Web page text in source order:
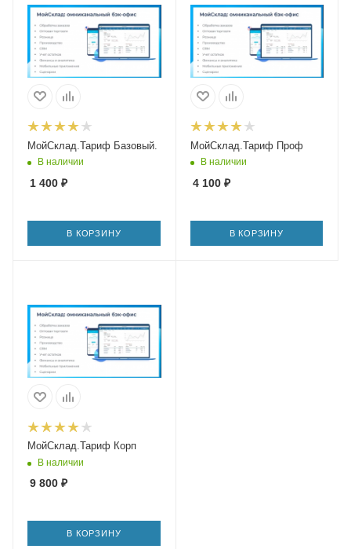
МойСклад.Тариф Базовый.
В наличии
1 400 ₽
В КОРЗИНУ
МойСклад.Тариф Проф
В наличии
4 100₽
В КОРЗИНУ
МойСклад.Тариф Корп
В наличии
9 800 ₽
В КОРЗИНУ